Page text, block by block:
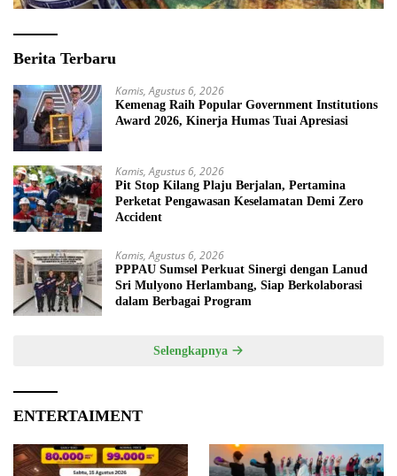
Berita Terbaru
Kamis, Agustus 6, 2026
Kemenag Raih Popular Government Institutions
Award 2026, Kinerja Humas Tuai Apresiasi
Kamis, Agustus 6, 2026
Pit Stop Kilang Plaju Berjalan, Pertamina
Perketat Pengawasan Keselamatan Demi Zero
Accident
Kamis, Agustus 6, 2026
PPPAU Sumsel Perkuat Sinergi dengan Lanud
Sri Mulyono Herlambang, Siap Berkolaborasi
dalam Berbagai Program
Selengkapnya
ENTERTAIMENT